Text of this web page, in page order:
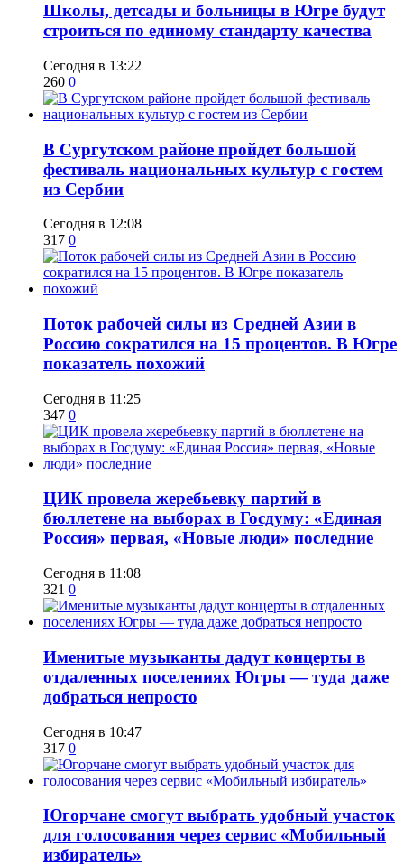
Школы, детсады и больницы в Югре будут
строиться по единому стандарту качества
Сегодня в 13:22
260 0
В Сургутском районе пройдет большой
фестиваль национальных культур с гостем
из Сербии
Сегодня в 12:08
317 0
Поток рабочей силы из Средней Азии в
Россию сократился на 15 процентов. В Югре
показатель похожий
Сегодня в 11:25
347 0
ЦИК провела жеребьевку партий в
бюллетене на выборах в Госдуму: «Единая
Россия» первая, «Новые люди» последние
Сегодня в 11:08
321 0
Именитые музыканты дадут концерты в
отдаленных поселениях Югры — туда даже
добраться непросто
Сегодня в 10:47
317 0
Югорчане смогут выбрать удобный участок
для голосования через сервис «Мобильный
избиратель»